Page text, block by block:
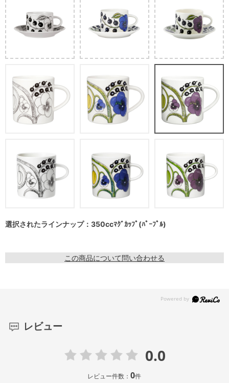
選択されたラインナップ：350ccﾏｸﾞｶｯﾌﾟ(ﾊﾟｰﾌﾟﾙ)
この商品について問い合わせる
レビュー
0.0
レビュー件数：0件